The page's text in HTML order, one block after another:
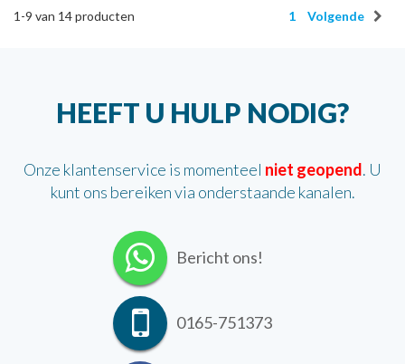
1-9 van 14producten 1 Volgende
HEEFT U HULP NODIG?
Onze klantenservice is momenteel niet geopend. U
kunt ons bereiken via onderstaande kanalen.
Bericht ons!
0165-751373